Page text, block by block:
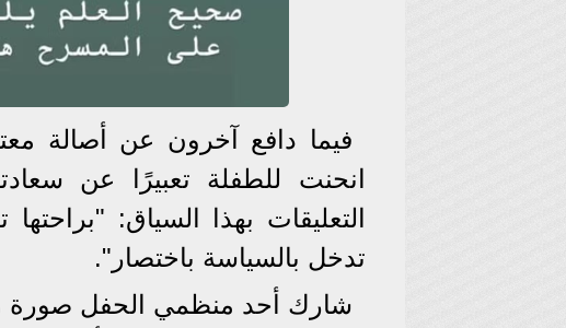
فيما دافع آخرون عن أصالة
انحنت للطفلة تعبيرًا عن
التعليقات بهذا السياق:
تدخل بالسياسة باختصار".
شارك أحد منظمي الحفل صورة